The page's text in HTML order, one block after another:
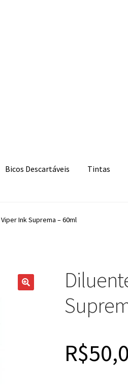
Bicos Descartáveis Tintas
Ink Suprema – 60ml
R$